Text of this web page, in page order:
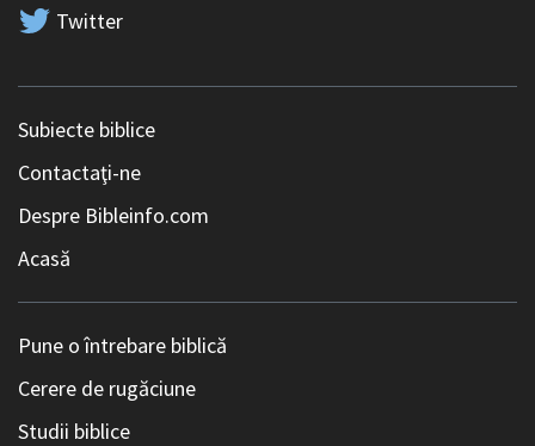
Twitter
Subiecte biblice
Contactaţi-ne
Despre Bibleinfo.com
Acasă
Pune o întrebare biblică
Cerere de rugăciune
Studii biblice